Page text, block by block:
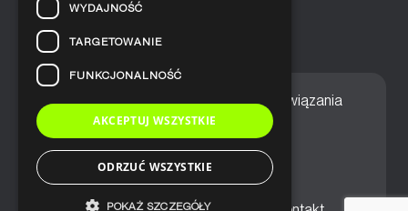
Home Nasze podejście Rozwiązania
Usługi Aktualności
WYDAJNOŚĆ
TARGETOWANIE
FUNKCJONALNOŚĆ
AKCEPTUJ WSZYSTKIE
ODRZUĆ WSZYSTKIE
POKAŻ SZCZEGÓŁY